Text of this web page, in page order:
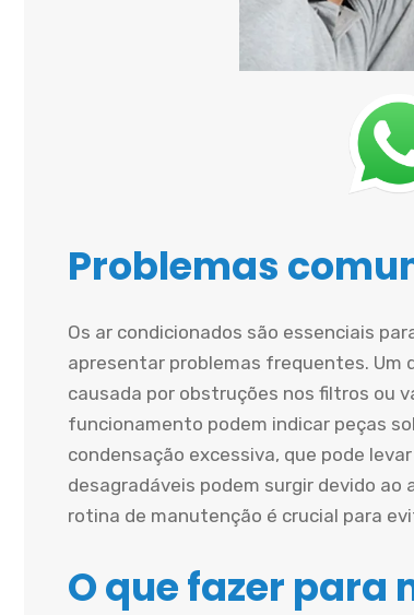
Problemas
Os ar condicionados são essenciais
apresentar problemas frequentes. Um
causada por obstruções nos filtros ou
funcionamento podem indicar peças
condensação excessiva, que pode
desagradáveis podem surgir devido
rotina de manutenção é crucial para
O que fazer para